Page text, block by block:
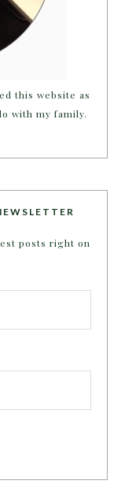
this website as
with my family.
posts right on